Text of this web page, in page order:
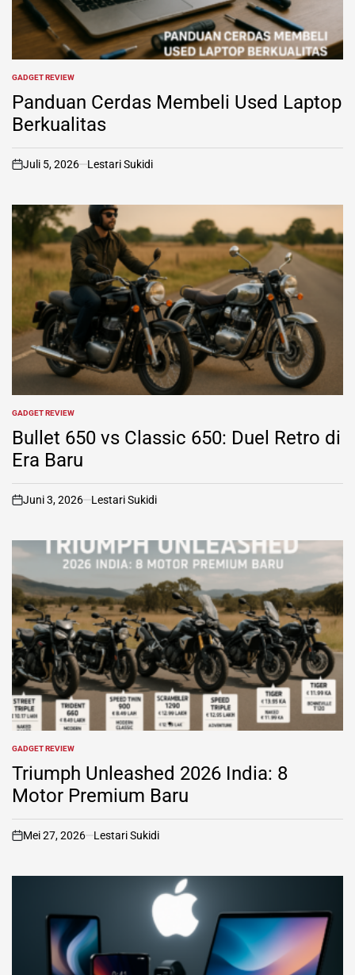
POSTED
IN
GADGET REVIEW
Panduan Cerdas Membeli Used Laptop
Berkualitas
on
Juli 5, 2026 Lestari Sukidi
POSTED
IN
GADGET REVIEW
Bullet 650 vs Classic 650: Duel Retro di
Era Baru
on
Juni 3, 2026 Lestari Sukidi
POSTED
IN
GADGET REVIEW
Triumph Unleashed 2026 India: 8
Motor Premium Baru
on
Mei 27, 2026 Lestari Sukidi